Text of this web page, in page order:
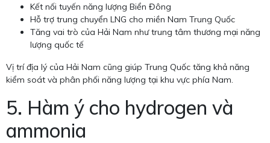
Kết nối tuyến năng lượng Biển Đông
Hỗ trợ trung chuyển LNG cho miền Nam Trung Quốc
Tăng vai trò của Hải Nam như trung tâm thương mại năng
lượng quốc tế
Vị trí địa lý của Hải Nam cũng giúp Trung Quốc tăng khả năng
kiểm soát và phân phối năng lượng tại khu vực phía Nam.
5. Hàm ý cho hydrogen và
ammonia